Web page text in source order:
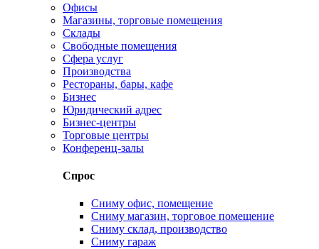
Офисы
Магазины, торговые помещения
Склады
Свободные помещения
Сфера услуг
Производства
Рестораны, бары, кафе
Бизнес
Юридический адрес
Бизнес-центры
Торговые центры
Конференц-залы
Спрос
Сниму офис, помещение
Сниму магазин, торговое помещение
Сниму склад, производство
Сниму гараж